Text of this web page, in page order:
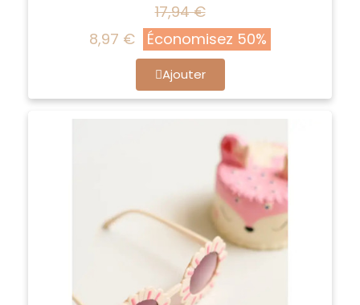
17,94 €
8,97 €
Économisez 50%
Ajouter